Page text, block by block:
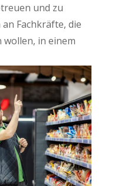
und zu
Fach­kräf­te, die
in einem